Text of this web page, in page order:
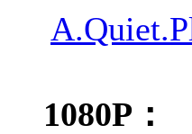
1080P：